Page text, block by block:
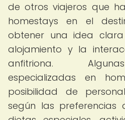
de otros viajeros que
homestays en el
obtener una idea
alojamiento y la
anfitriona.
especializadas en
posibilidad de
según las preferencias